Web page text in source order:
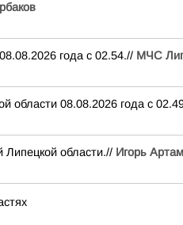
года с 02.54.// МЧС
области 08.08.2026 года с
Липецкой области.// Игорь